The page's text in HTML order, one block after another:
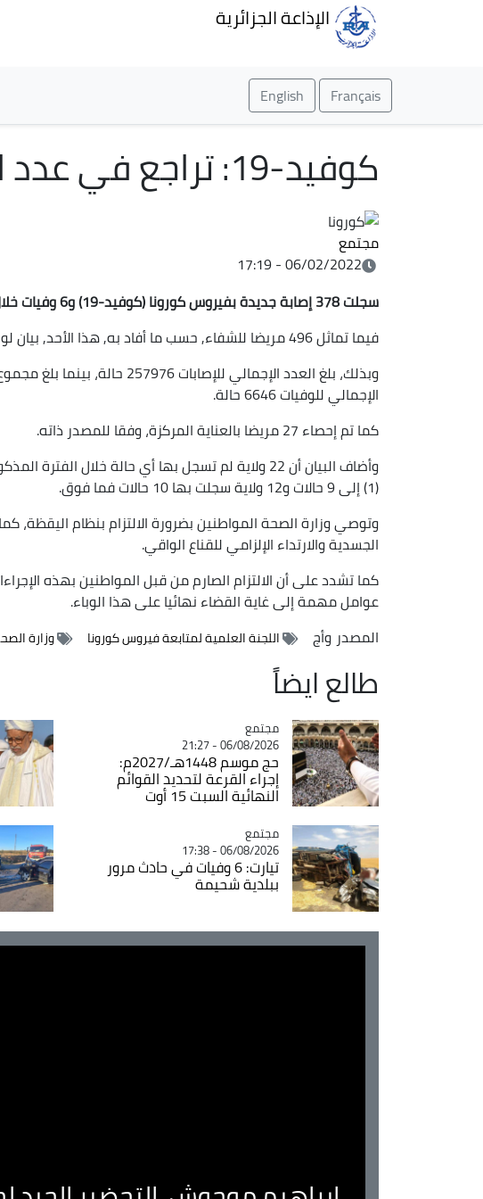
الإذاعة الجزائرية
Français
English
كوفيد-19: تراجع في عدد الاصابات خلال الـ24 ساعة الأخيرة
مجتمع
06/02/2022 - 17:19
سجلت 378 إصابة جديدة بفيروس كورونا (كوفيد-19) و6 وفيات خلال الـ24 ساعة الأخيرة في الجزائر.
فيما تماثل 496 مريضا للشفاء, حسب ما أفاد به, هذا الأحد, بيان لوزارة الصحة.
الإجمالي للوفيات 6646 حالة.
كما تم إحصاء 27 مريضا بالعناية المركزة، وفقا للمصدر ذاته.
(1) إلى 9 حالات و12 ولاية سجلت بها 10 حالات فما فوق.
وتوصي وزارة الصحة المواطنين بضرورة الالتزام بنظام اليقظة،
الجسدية والارتداء الإلزامي للقناع الواقي.
كما تشدد على أن الالتزام الصارم من قبل المواطنين بهذه
عوامل مهمة إلى غاية القضاء نهائيا على هذا الوباء.
المصدر وأج اللجنة العلمية لمتابعة فيروس كورونا وزارة
طالع ايضاً
Catégorie
مجتمع
06/08/2026 - 21:27
حج موسم 1448هـ/2027م:
إجراء القرعة لتحديد القوائم
النهائية السبت 15 أوت
Catégorie
مجتمع
06/08/2026 - 17:38
تيارت: 6 وفيات في حادث مرور
ببلدية شحيمة